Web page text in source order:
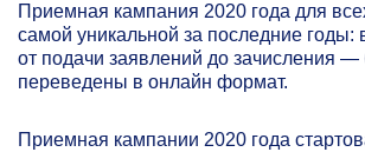
Приемная кампания 2020 года для
самой уникальной за последние
от подачи заявлений до зачисления
переведены в онлайн формат.
Приемная кампании 2020 года